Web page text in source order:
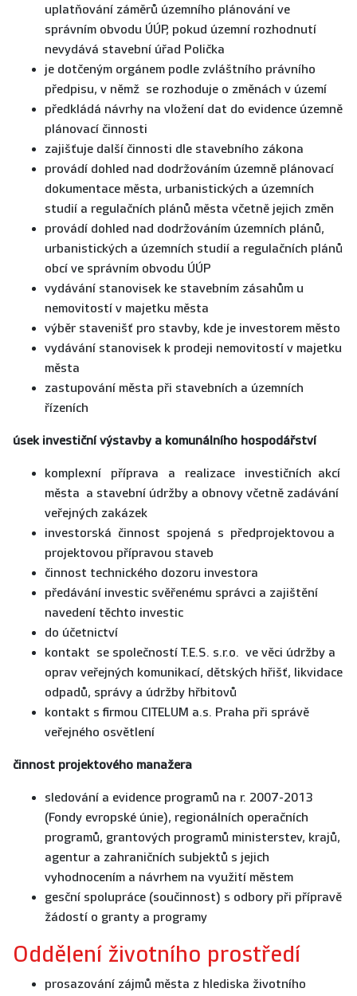
uplatňování záměrů územního plánování ve
správním obvodu ÚÚP, pokud územní rozhodnutí
nevydává stavební úřad Polička
je dotčeným orgánem podle zvláštního právního
předpisu, v němž se rozhoduje o změnách v území
předkládá návrhy na vložení dat do evidence územně
plánovací činnosti
zajišťuje další činnosti dle stavebního zákona
provádí dohled nad dodržováním územně plánovací
dokumentace města, urbanistických a územních
studií a regulačních plánů města včetně jejich změn
provádí dohled nad dodržováním územních plánů,
urbanistických a územních studií a regulačních plánů
obcí ve správním obvodu ÚÚP
vydávání stanovisek ke stavebním zásahům u
nemovitostí v majetku města
výběr stavenišť pro stavby, kde je investorem město
vydávání stanovisek k prodeji nemovitostí v majetku
města
zastupování města při stavebních a územních
řízeních
úsek investiční výstavby a komunálního hospodářství
komplexní příprava a realizace investičních akcí
města a stavební údržby a obnovy včetně zadávání
veřejných zakázek
investorská činnost spojená s předprojektovou a
projektovou přípravou staveb
činnost technického dozoru investora
předávání investic svěřenému správci a zajištění
navedení těchto investic
do účetnictví
kontakt se společností T.E.S. s.r.o. ve věci údržby a
oprav veřejných komunikací, dětských hřišť, likvidace
odpadů, správy a údržby hřbitovů
kontakt s firmou CITELUM a.s. Praha při správě
veřejného osvětlení
činnost projektového manažera
sledování a evidence programů na r. 2007-2013
(Fondy evropské únie), regionálních operačních
programů, grantových programů ministerstev, krajů,
agentur a zahraničních subjektů s jejich
vyhodnocením a návrhem na využití městem
gesční spolupráce (součinnost) s odbory při přípravě
žádostí o granty a programy
Oddělení životního prostředí
prosazování zájmů města z hlediska životního